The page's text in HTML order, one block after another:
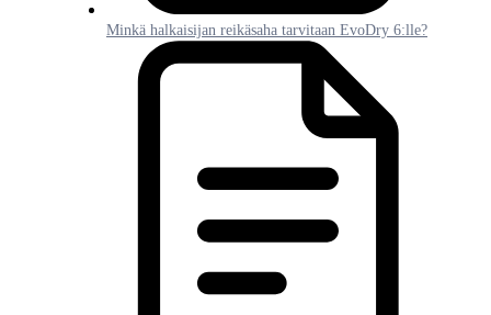
Minkä halkaisijan reikäsaha tarvitaan EvoDry 6:lle?